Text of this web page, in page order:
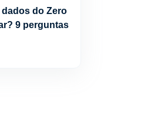
do Zero
9 perguntas